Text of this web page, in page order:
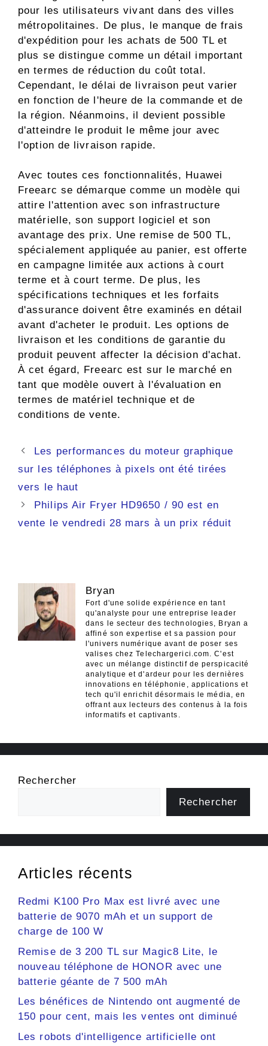
pour les utilisateurs vivant dans des villes
métropolitaines. De plus, le manque de frais
d'expédition pour les achats de 500 TL et
plus se distingue comme un détail important
en termes de réduction du coût total.
Cependant, le délai de livraison peut varier
en fonction de l'heure de la commande et de
la région. Néanmoins, il devient possible
d'atteindre le produit le même jour avec
l'option de livraison rapide.
Avec toutes ces fonctionnalités, Huawei
Freearc se démarque comme un modèle qui
attire l'attention avec son infrastructure
matérielle, son support logiciel et son
avantage des prix. Une remise de 500 TL,
spécialement appliquée au panier, est offerte
en campagne limitée aux actions à court
terme et à court terme. De plus, les
spécifications techniques et les forfaits
d'assurance doivent être examinés en détail
avant d'acheter le produit. Les options de
livraison et les conditions de garantie du
produit peuvent affecter la décision d'achat.
À cet égard, Freearc est sur le marché en
tant que modèle ouvert à l'évaluation en
termes de matériel technique et de
conditions de vente.
Navigation
des
Les performances du moteur graphique
sur les téléphones à pixels ont été tirées
vers le haut
Philips Air Fryer HD9650 / 90 est en
vente le vendredi 28 mars à un prix réduit
Bryan
Fort d'une solide expérience en tant
qu'analyste pour une entreprise leader
dans le secteur des technologies, Bryan a
affiné son expertise et sa passion pour
l'univers numérique avant de poser ses
valises chez Telechargerici.com. C'est
avec un mélange distinctif de perspicacité
analytique et d'ardeur pour les dernières
innovations en téléphonie, applications et
tech qu'il enrichit désormais le média, en
offrant aux lecteurs des contenus à la fois
informatifs et captivants.
Rechercher
Rechercher
Articles récents
Redmi K100 Pro Max est livré avec une
batterie de 9070 mAh et un support de
charge de 100 W
Remise de 3 200 TL sur Magic8 Lite, le
nouveau téléphone de HONOR avec une
batterie géante de 7 500 mAh
Les bénéfices de Nintendo ont augmenté de
150 pour cent, mais les ventes ont diminué
Les robots d'intelligence artificielle ont